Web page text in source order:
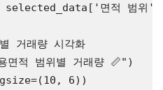
selected_data[
'면적 범위'
거래량 시각화
면적 범위별 거래량 📏" )
6))